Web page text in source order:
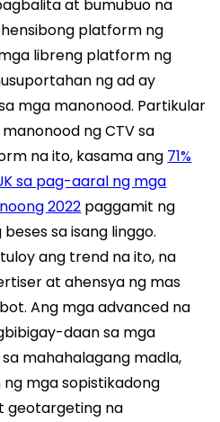
at bumubuo na
platform ng
libreng platform ng
ng ad ay
mga manonood. Partikular
ng CTV sa
na ito, kasama ang 71%
sa pag-aaral ng mga
2022 paggamit ng
sa isang linggo.
ang trend na ito, na
at ahensya ng mas
Ang mga advanced na
daan sa mga
mahahalagang madla,
mga sopistikadong
geotargeting na